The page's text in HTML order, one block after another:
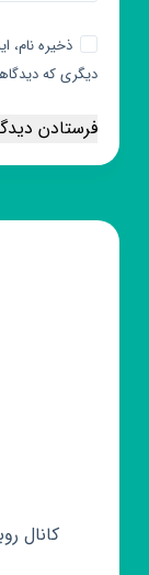
ذخیره نام،
دیگری که
فرستادن
کانال